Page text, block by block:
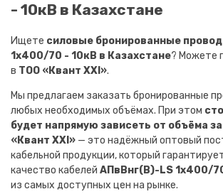
- 10кВ в Казахстане
Ищете силовые бронированные
1х400/70 - 10кВ в Казахстане? Можете
в ТОО «Квант XXI».
Мы предлагаем заказать бронированные
любых необходимых объёмах. При этом
будет напрямую зависеть от объёма
«Квант XXI» — это надёжный оптовый
кабельной продукции, который
качество кабелей АПвВнг(B)-LS 1х400/
из самых доступных цен на рынке.